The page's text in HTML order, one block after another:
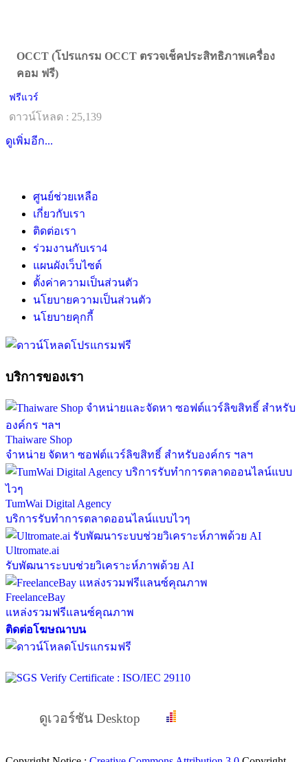
OCCT (โปรแกรม OCCT ตรวจเช็คประสิทธิภาพเครื่อง
คอม ฟรี)
ฟรีแวร์
ดาวน์โหลด : 25,139
ดูเพิ่มอีก...
ศูนย์ช่วยเหลือ
เกี่ยวกับเรา
ติดต่อเรา
ร่วมงานกับเรา4
แผนผังเว็บไซต์
ตั้งค่าความเป็นส่วนตัว
นโยบายความเป็นส่วนตัว
นโยบายคุกกี้
บริการของเรา
Thaiware Shop
จำหน่าย จัดหา ซอฟต์แวร์ลิขสิทธิ์ สำหรับองค์กร ฯลฯ
TumWai Digital Agency
บริการรับทำการตลาดออนไลน์แบบไวๆ
Ultromate.ai
รับพัฒนาระบบช่วยวิเคราะห์ภาพด้วย AI
FreelanceBay
แหล่งรวมฟรีแลนซ์คุณภาพ
ติดต่อโฆษณาบน
ดูเวอร์ชัน Desktop